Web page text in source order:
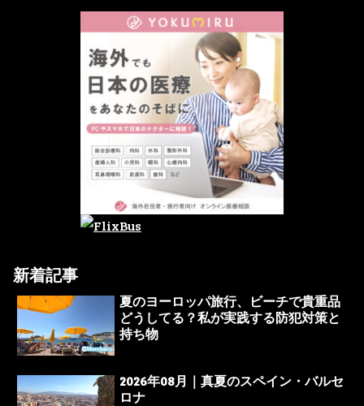
新着記事
夏のヨーロッパ旅行、ビーチで貴重品
どうしてる？私が実践する防犯対策と
持ち物
2026年08月｜真夏のスペイン・バルセ
ロナ